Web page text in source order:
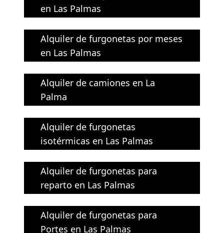
en Las Palmas
Alquiler de furgonetas por meses
en Las Palmas
Alquiler de camiones en La
Palma
Alquiler de furgonetas
isotérmicas en Las Palmas
Alquiler de furgonetas para
reparto en Las Palmas
Alquiler de furgonetas para
Portes en Las Palmas